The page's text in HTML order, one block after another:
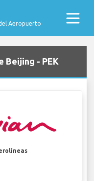
Aeropuerto
Beijing - PEK